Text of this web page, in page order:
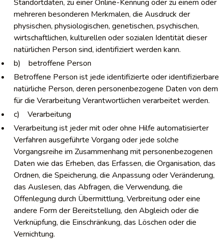
Standortdaten, zu einer Online-Kennung oder zu einem oder
mehreren besonderen Merkmalen, die Ausdruck der
physischen, physiologischen, genetischen, psychischen,
wirtschaftlichen, kulturellen oder sozialen Identität dieser
natürlichen Person sind, identifiziert werden kann.
b) betroffene Person
Betroffene Person ist jede identifizierte oder identifizierbare
natürliche Person, deren personenbezogene Daten von dem
für die Verarbeitung Verantwortlichen verarbeitet werden.
c) Verarbeitung
Verarbeitung ist jeder mit oder ohne Hilfe automatisierter
Verfahren ausgeführte Vorgang oder jede solche
Vorgangsreihe im Zusammenhang mit personenbezogenen
Daten wie das Erheben, das Erfassen, die Organisation, das
Ordnen, die Speicherung, die Anpassung oder Veränderung,
das Auslesen, das Abfragen, die Verwendung, die
Offenlegung durch Übermittlung, Verbreitung oder eine
andere Form der Bereitstellung, den Abgleich oder die
Verknüpfung, die Einschränkung, das Löschen oder die
Vernichtung.